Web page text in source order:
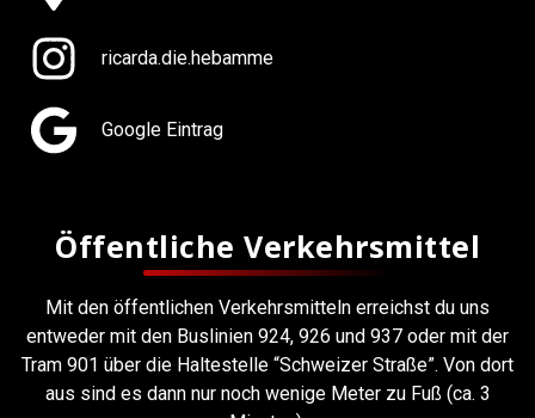
ricarda.die.hebamme
Google Eintrag
Öffentliche Verkehrsmittel
Mit den öffentlichen Verkehrsmitteln erreichst du uns
entweder mit den Buslinien 924, 926 und 937 oder mit der
Tram 901 über die Haltestelle “Schweizer Straße”. Von dort
aus sind es dann nur noch wenige Meter zu Fuß (ca. 3